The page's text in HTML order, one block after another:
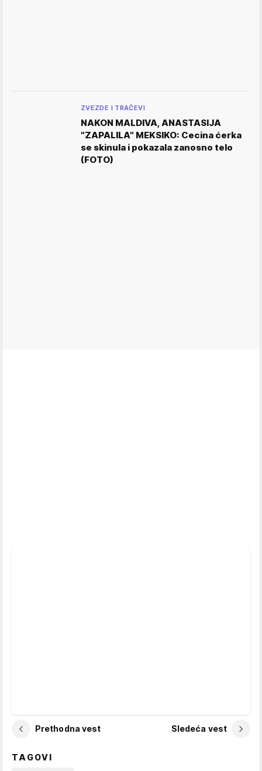
ZVEZDE I TRAČEVI
NAKON MALDIVA, ANASTASIJA
"ZAPALILA" MEKSIKO: Cecina ćerka
se skinula i pokazala zanosno telo
(FOTO)
Prethodna vest Sledeća vest
TAGOVI